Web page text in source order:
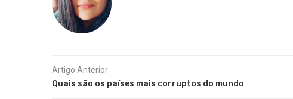
Artigo Anterior
Quais são os países mais corruptos do mundo